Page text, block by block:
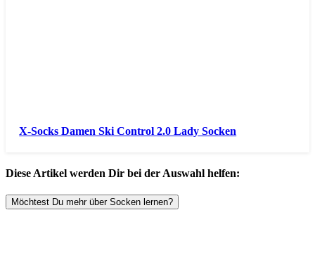
X-Socks Damen Ski Control 2.0 Lady Socken
Diese Artikel werden Dir bei der Auswahl helfen:
Möchtest Du mehr über Socken lernen?